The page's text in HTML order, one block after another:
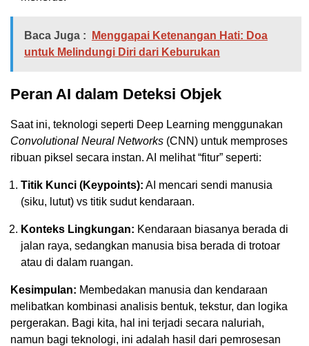
Baca Juga :
Menggapai Ketenangan Hati: Doa
untuk Melindungi Diri dari Keburukan
Peran AI dalam Deteksi Objek
Saat ini, teknologi seperti Deep Learning menggunakan
Convolutional Neural Networks (CNN) untuk memproses
ribuan piksel secara instan. AI melihat “fitur” seperti:
Titik Kunci (Keypoints): AI mencari sendi manusia
(siku, lutut) vs titik sudut kendaraan.
Konteks Lingkungan: Kendaraan biasanya berada di
jalan raya, sedangkan manusia bisa berada di trotoar
atau di dalam ruangan.
Kesimpulan: Membedakan manusia dan kendaraan
melibatkan kombinasi analisis bentuk, tekstur, dan logika
pergerakan. Bagi kita, hal ini terjadi secara naluriah,
namun bagi teknologi, ini adalah hasil dari pemrosesan